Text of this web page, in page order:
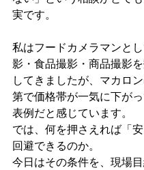
実です。
私はフードカメラマンと
影・食品撮影・商品撮影
してきましたが、マカロ
第で価格帯が一気に下が
表例だと感じています。
では、何を押さえれば「
回避できるのか。
今日はその条件を、現場